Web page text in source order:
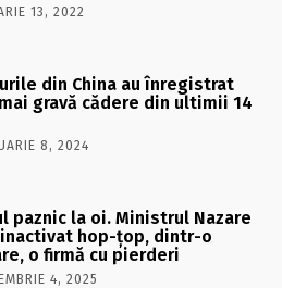
13, 2022
din China au înregistrat
gravă cădere din ultimii 14
8, 2024
paznic la oi. Ministrul Nazare
hop-țop, dintr-o
o firmă cu pierderi
4, 2025